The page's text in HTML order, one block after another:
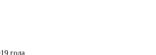
года